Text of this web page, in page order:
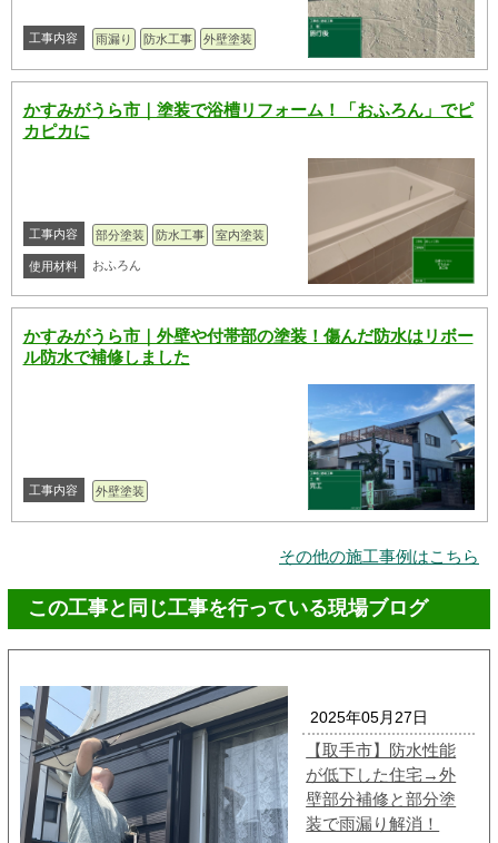
工事内容 雨漏り 防水工事 外壁塗装
かすみがうら市｜塗装で浴槽リフォーム！「おふろん」でピ
カピカに
工事内容 部分塗装 防水工事 室内塗装
使用材料 おふろん
かすみがうら市｜外壁や付帯部の塗装！傷んだ防水はリボー
ル防水で補修しました
工事内容 外壁塗装
その他の施工事例はこちら
この工事と同じ工事を行っている現場ブログ
2025年05月27日
【取手市】防水性能
が低下した住宅→外
壁部分補修と部分塗
装で雨漏り解消！